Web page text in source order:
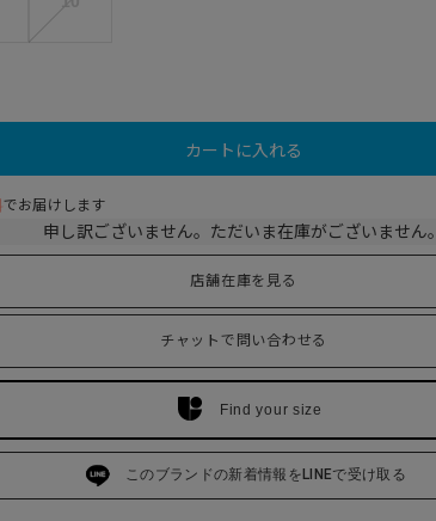
カートに入れる
でお届けします
申し訳ございません。ただいま在庫がございません。
店舗在庫を見る
チャットで問い合わせる
Find your size
このブランドの新着情報をLINEで受け取る